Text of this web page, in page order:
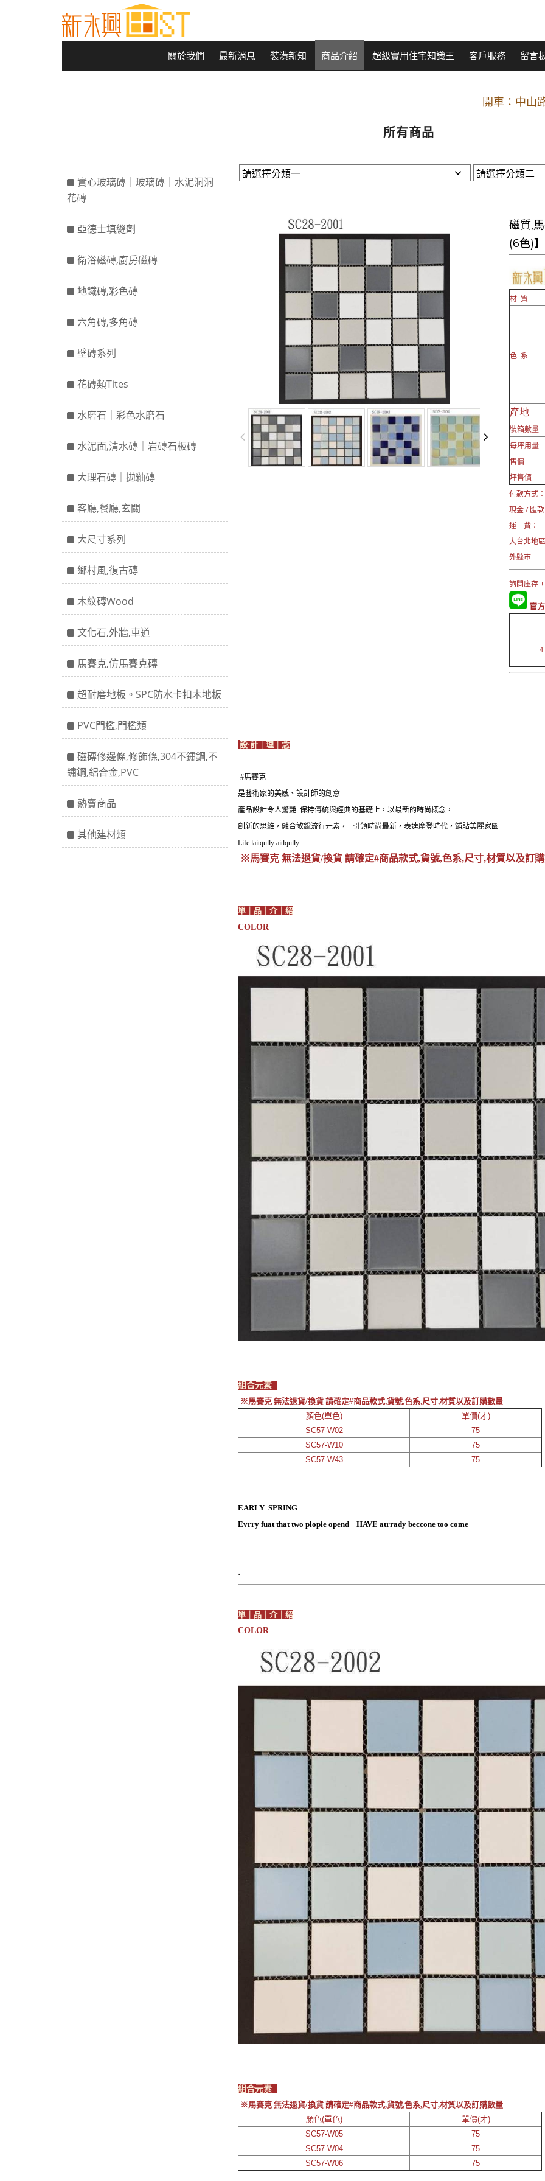
關於我們 最新消息 裝潢新知 商品介紹 超級實用住宅知識王 客戶服務 留言
捷運： 中和線【
原Line已滿 無法加Line好友 請
捷運： 中和線【頂
原Line已滿 無法加Line好友 請親
所有商品
實心玻璃磚｜玻璃磚｜水泥洞洞
花磚
亞德士填縫劑
衛浴磁磚,廚房磁磚
地鐵磚,彩色磚
六角磚,多角磚
壁磚系列
花磚類Tites
水磨石｜彩色水磨石
水泥面,清水磚｜岩磚石板磚
大理石磚｜拋釉磚
客廳,餐廳,玄關
大尺寸系列
鄉村風,復古磚
木紋磚Wood
文化石,外牆,車道
馬賽克,仿馬賽克磚
超耐磨地板。SPC防水卡扣木地板
PVC門檻,門檻類
磁磚修邊條,修飾條,304不鏽鋼,不
鏽鋼,鋁合金,PVC
熱賣商品
其他建材類
磁質,
(6色)
材 質
色 系
產地
裝箱數量
每坪用量
售價
坪售價
付款方式：
現金 / 匯
運 費：
大台北地
外縣市
詢問庫存
官
設·計｜理｜念
#馬賽克
是藝術家的美感、設計師的創意
產品設計令人驚艷 保持傳統與經典的基礎上，以最新的時尚概念，
創新的思維，融合敏銳流行元素， 引領時尚最新，表達摩登時代，鋪貼美麗家園
Life laitqully aitlqully
※馬賽克 無法退貨/換貨 請確定#商品款式,貨號,色系,尺寸,材質以及訂
單｜品｜介｜紹
COLOR
組合元素
※馬賽克 無法退貨/換貨 請確定#商品款式,貨號,色系,尺寸,材質以及訂購數量
顏色(單色)
單價(才)
SC57-W02
75
SC57-W10
75
SC57-W43
75
EARLY SPRING
Evrry fuat that two plopie opend HAVE atrrady beccone too come
.
單｜品｜介｜紹
COLOR
組合元素
※馬賽克 無法退貨/換貨 請確定#商品款式,貨號,色系,尺寸,材質以及訂購數量
顏色(單色)
單價(才)
SC57-W05
75
SC57-W04
75
SC57-W06
75